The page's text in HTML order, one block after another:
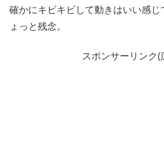
確かにキビキビして動きはいい感じ
ょっと残念。
スポンサーリンク(